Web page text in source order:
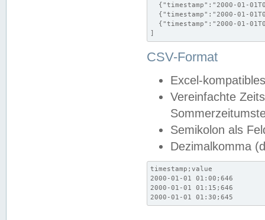
{"timestamp":"2000-01-
{"timestamp":"2000-01-
{"timestamp":"2000-01-
]
CSV-Format
Excel-
Vereinfachte
Semikolon als
Dezimalkomma
timestamp;value
2000-01-01 01:00;646
2000-01-01 01:15;646
2000-01-01 01:30;645